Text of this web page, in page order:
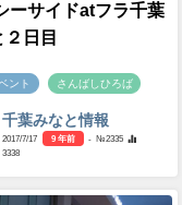
ーサイドatフラ千葉
日目
ント さんばしひろば
千葉みなと情報
2017/7/17 9 年前
- №2335
3338